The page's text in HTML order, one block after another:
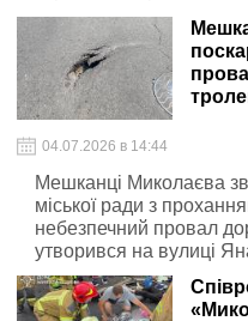
також члени їхніх сімей
04.07.2026 в 14:44
Мешканці Миколаєва
міської ради з
небезпечний провал
утворився на вулиці